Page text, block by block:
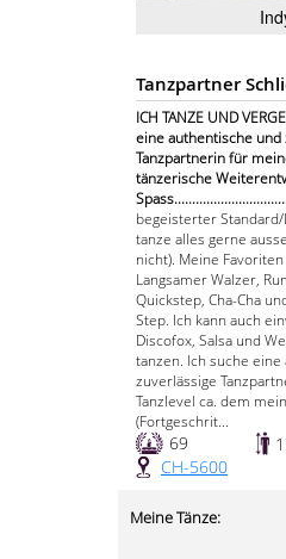
Tanzpartner
ICH TANZE UND
eine authentische und
Tanzpartnerin für
tänzerische
begeisterter Standard/
tanze alles gerne
nicht). Meine
Langsamer Walzer,
Quickstep, Cha-Cha
Step. Ich kann auch
Discofox, Salsa und
tanzen. Ich suche
zuverlässige
Tanzlevel ca. dem
(Fortgeschrit...
69
CH-5600
Meine Tänze: